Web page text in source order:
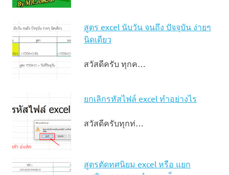
สูตร excel นับวัน จนถึง ปัจจุบัน ง่ายๆ
นิดเดียว
สวัสดีครับ ทุกค…
ยกเลิกรหัสไฟล์ excel ทำอย่างไร
สวัสดีครับทุกท่…
สูตรตัดทศนิยม excel หรือ แยก